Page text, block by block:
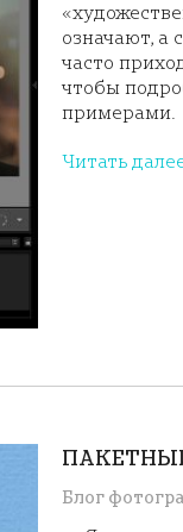
означают, а
часто
чтобы
примерами.
Читать
Блог